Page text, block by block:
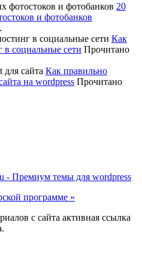
20
и фотобанков
Как
в социальные сети Прочитано
Как правильно
на wordpress Прочитано
- Премиум темы для wordpress
программе »
с сайта активная ссылка